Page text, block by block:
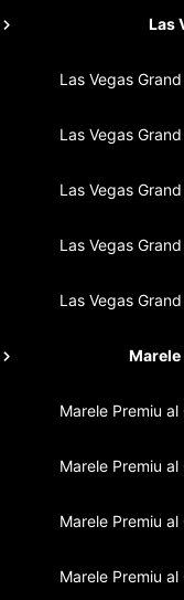
Las
Las Vegas
Las Vegas
Las Vegas
Las Vegas
Las Vegas
Marele
Marele Premiu al
Marele Premiu al
Marele Premiu al
Marele Premiu al